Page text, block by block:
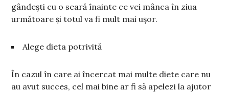
gândești cu o seară înainte ce vei mânca în ziua
următoare și totul va fi mult mai ușor.
Alege dieta potrivită
În cazul în care ai încercat mai multe diete care nu
au avut succes, cel mai bine ar fi să apelezi la ajutor